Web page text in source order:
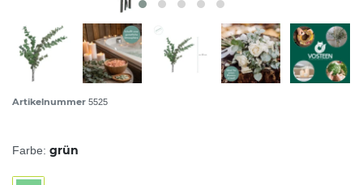
Artikelnummer 5525
Farbe: grün